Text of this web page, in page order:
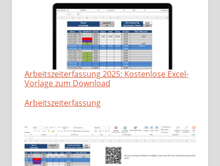
Arbeitszeiterfassung 2025: Kostenlose Excel-
Vorlage zum Download
In Bezug auf
Arbeitszeiterfassung